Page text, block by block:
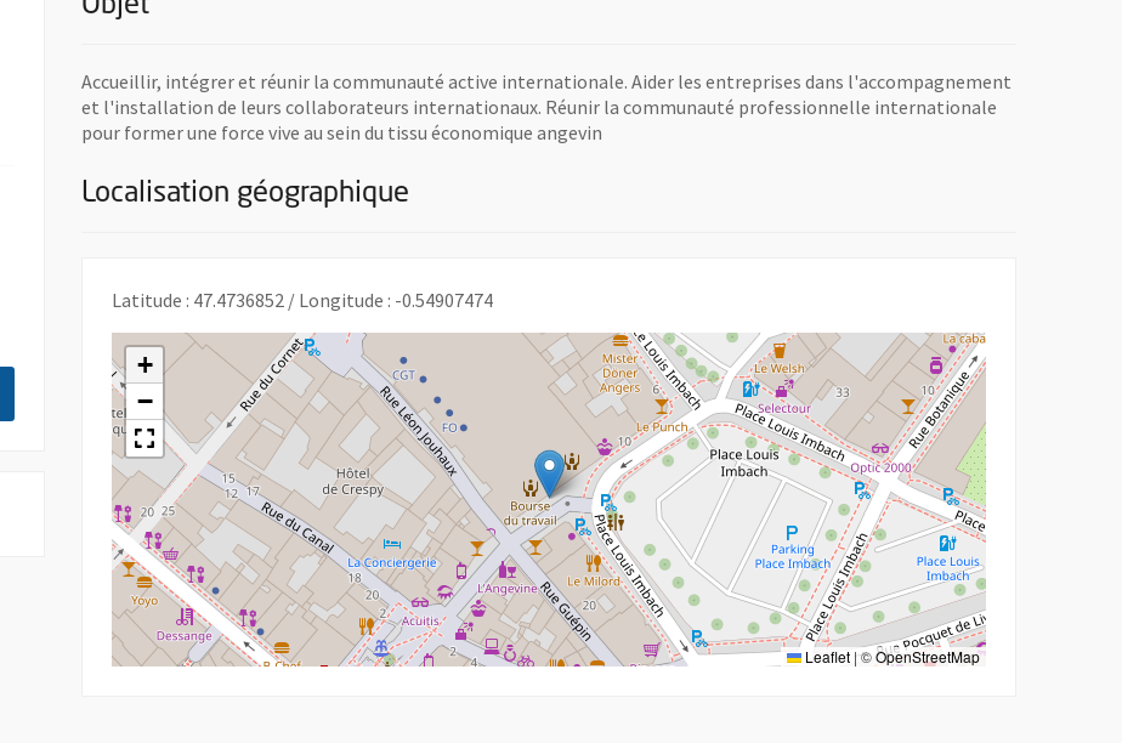
Objet
Accueillir, intégrer et réunir la communauté active internationale. Aider les entreprises dans l'accompagnement
et l'installation de leurs collaborateurs internationaux. Réunir la communauté professionnelle internationale
pour former une force vive au sein du tissu économique angevin
Localisation géographique
Latitude : 47.4736852 / Longitude : -0.54907474
+
−
Leaflet |©OpenStreetMap
UNE NOUVELLE FENÊTRE